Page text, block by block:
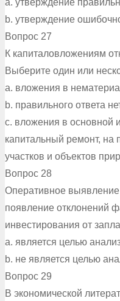
b. утверждение
Вопрос 27
К капиталовложениям
Выберите один или
a. вложения в
b. правильного ответа
c. вложения в основной
капитальный ремонт, на
участков и объектов
Вопрос 28
Оперативное
появление отклонений
инвестирования от
a. является целью
b. не является целью
Вопрос 29
В экономической